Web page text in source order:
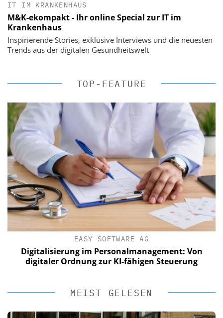
IT IM KRANKENHAUS
M&K-ekompakt - Ihr online Special zur IT im
Krankenhaus
Inspirierende Stories, exklusive Interviews und die neuesten
Trends aus der digitalen Gesundheitswelt
TOP-FEATURE
EASY SOFTWARE AG
Digitalisierung im Personalmanagement: Von
digitaler Ordnung zur KI-fähigen Steuerung
MEIST GELESEN